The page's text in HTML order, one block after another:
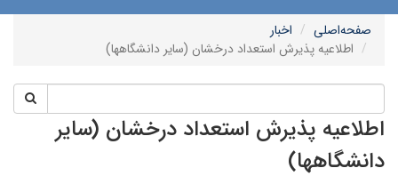
صفحه‌اصلی
اخبار
اطلاعیه پذیرش استعداد درخشان (سایر دانشگاهها)
اطلاعیه پذیرش استعداد درخشان (سایر
دانشگاهها)